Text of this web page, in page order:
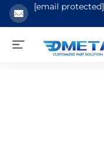
[email protected]